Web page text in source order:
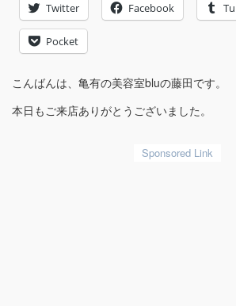
Twitter Facebook
Pocket
こんばんは、亀有の美容室bluの藤田です。
本日もご来店ありがとうございました。